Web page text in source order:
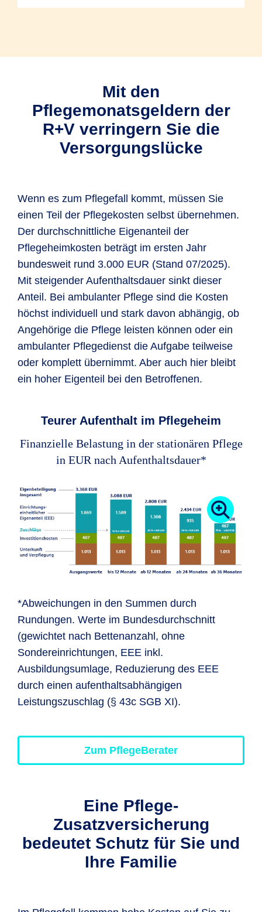
Mit den
Pflegemonatsgeldern der
R+V verringern Sie die
Versorgungslücke
Wenn es zum Pflegefall kommt, müssen Sie
einen Teil der Pflegekosten selbst übernehmen.
Der durchschnittliche Eigenanteil der
Pflegeheimkosten beträgt im ersten Jahr
bundesweit rund 3.000 EUR (Stand 07/2025).
Mit steigender Aufenthaltsdauer sinkt dieser
Anteil. Bei ambulanter Pflege sind die Kosten
höchst individuell und stark davon abhängig, ob
Angehörige die Pflege leisten können oder ein
ambulanter Pflegedienst die Aufgabe teilweise
oder komplett übernimmt. Aber auch hier bleibt
ein hoher Eigenteil bei den Betroffenen.
Teurer Aufenthalt im Pflegeheim
Finanzielle Belastung in der stationären Pflege
in EUR nach Aufenthaltsdauer*
*Abweichungen in den Summen durch
Rundungen. Werte im Bundesdurchschnitt
(gewichtet nach Bettenanzahl, ohne
Sondereinrichtungen, EEE inkl.
Ausbildungsumlage, Reduzierung des EEE
durch einen aufenthaltsabhängigen
Leistungszuschlag (§ 43c SGB XI).
Zum PflegeBerater
Eine Pflege-
Zusatzversicherung
bedeutet Schutz für Sie und
Ihre Familie